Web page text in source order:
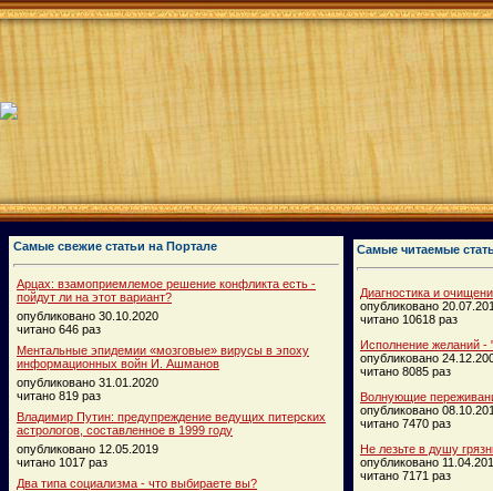
Самые свежие статьи на Портале
Арцах: взамоприемлемое решение конфликта есть -
пойдут ли на этот вариант?
опубликовано 30.10.2020
читано 646 раз
Ментальные эпидемии «мозговые» вирусы в эпоху
информационных войн И. Ашманов
опубликовано 31.01.2020
читано 819 раз
Владимир Путин: предупреждение ведущих питерских
астрологов, составленное в 1999 году
опубликовано 12.05.2019
читано 1017 раз
Два типа социализма - что выбираете вы?
Самые читаемые
Диагностика и
опубликовано
читано 10618 раз
Исполнение желаний -
опубликовано
читано 8085 раз
Волнующие
опубликовано
читано 7470 раз
Не лезьте в душу
опубликовано
читано 7171 раз